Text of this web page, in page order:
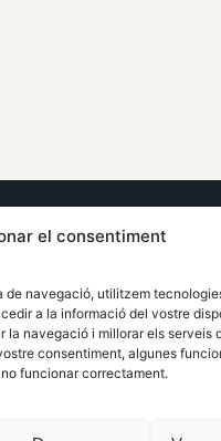
el consentiment
de navegació, utilitzem
a la informació del vostre
navegació i millorar els serveis
consentiment, algunes
funcionar correctament.
de Cookies
Editorial